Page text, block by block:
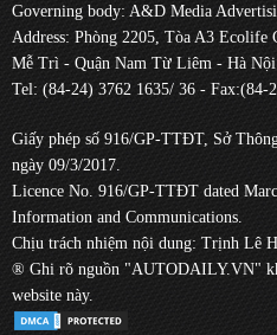
Governing body: A&D Media
Address: Phòng 2205, Tòa A3
Mễ Trì - Quận Nam Từ Liêm - Hà Nội
Tel: (84-24) 3762 1635/ 36 - Fax:(84-
Giấy phép số 916/GP-TTĐT, Sở
ngày 09/3/2017.
Licence No. 916/GP-TTĐT dated
Information and Communications.
Chịu trách nhiệm nội dung: Trịnh Lê
® Ghi rõ nguồn "AUTODAILY.VN"
website này.